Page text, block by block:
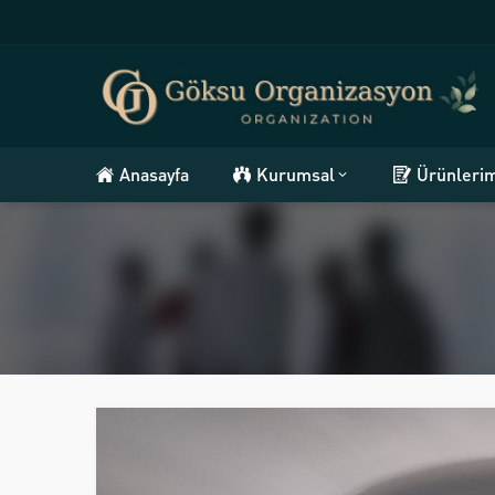
Anasayfa Kurumsal